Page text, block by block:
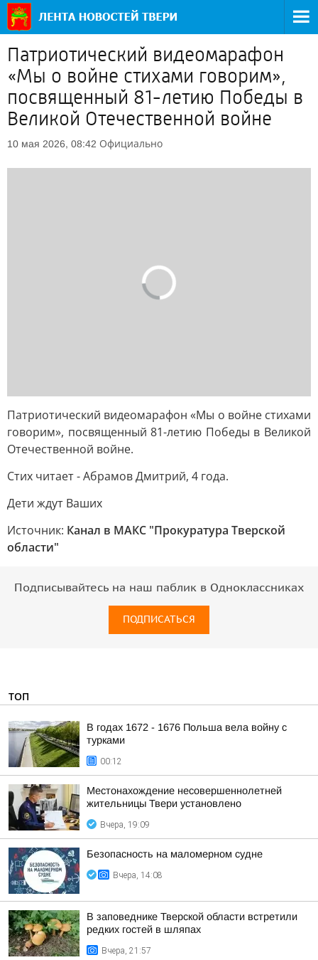
Патриотический видеомарафон
«Мы о войне стихами говорим»,
посвященный 81-летию Победы в
Великой Отечественной войне
10 мая 2026, 08:42 Официально
Патриотический видеомарафон «Мы о войне стихами
говорим», посвященный 81-летию Победы в Великой
Отечественной войне.
Стих читает - Абрамов Дмитрий, 4 года.
Дети ждут Ваших
Источник: Канал в МАКС "Прокуратура Тверской
области"
Подписывайтесь на наш паблик в Одноклассниках
ПОДПИСАТЬСЯ
ТОП
В годах 1672 - 1676 Польша вела войну с
турками
00:12
Местонахождение несовершеннолетней
жительницы Твери установлено
Вчера, 19:09
Безопасность на малoмернoм судне
Вчера, 14:08
В заповеднике Тверской области встретили
редких гостей в шляпах
Вчера, 21:57